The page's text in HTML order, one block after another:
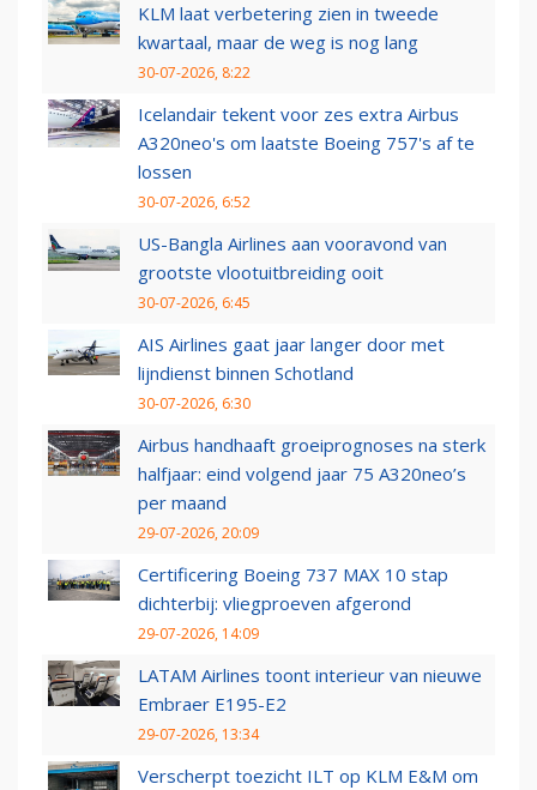
KLM laat verbetering zien in tweede
kwartaal, maar de weg is nog lang
30-07-2026, 8:22
Icelandair tekent voor zes extra Airbus
A320neo's om laatste Boeing 757's af te
lossen
30-07-2026, 6:52
US-Bangla Airlines aan vooravond van
grootste vlootuitbreiding ooit
30-07-2026, 6:45
AIS Airlines gaat jaar langer door met
lijndienst binnen Schotland
30-07-2026, 6:30
Airbus handhaaft groeiprognoses na sterk
halfjaar: eind volgend jaar 75 A320neo’s
per maand
29-07-2026, 20:09
Certificering Boeing 737 MAX 10 stap
dichterbij: vliegproeven afgerond
29-07-2026, 14:09
LATAM Airlines toont interieur van nieuwe
Embraer E195-E2
29-07-2026, 13:34
Verscherpt toezicht ILT op KLM E&M om